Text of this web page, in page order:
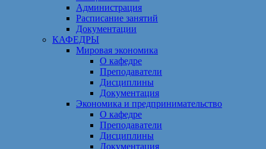
Администрация
Расписание занятий
Документации
КАФЕДРЫ
Мировая экономика
О кафедре
Преподаватели
Дисциплины
Документация
Экономика и предпринимательство
О кафедре
Преподаватели
Дисциплины
Документация